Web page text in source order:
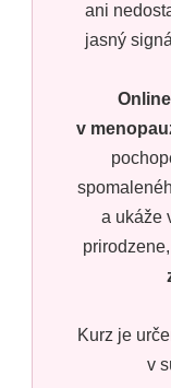
ani
jasný
v
a ukáže
prirodzene,
Kurz je
v